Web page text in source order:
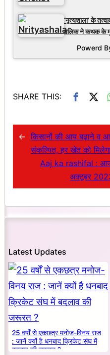
‘नृत्यशाला’ के
मलिक ने कथक के
Powerd
SHARE THIS:
← किसानों की आय बढ़ाने व
संकल्पित, हर खेत को
Aaj ka rashifal : आज
अक्टूबर
Latest Updates
25 वर्षों से एकछत्र मनोज-विनय राज
: जानें क्यों है धनबाद क्रिकेट संघ में
बदलाव की जरूरत ?